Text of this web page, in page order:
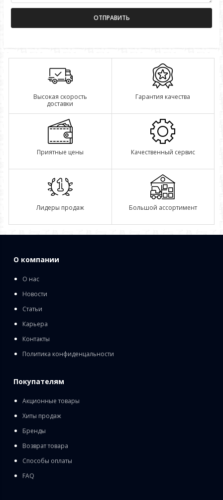
Высокая скорость
доставки
Гарантия качества
Приятные цены Качественный сервис
Лидеры продаж Большой ассортимент
О компании
О нас
Новости
Статьи
Карьера
Контакты
Политика конфиденцальности
Покупателям
Акционные товары
Хиты продаж
Бренды
Возврат товара
Способы оплаты
FAQ